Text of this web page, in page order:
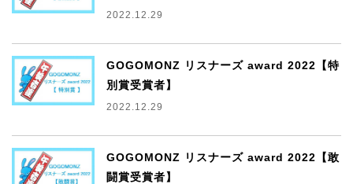
2022.12.29
GOGOMONZ リスナーズ award 2022【特
別賞受賞者】
2022.12.29
GOGOMONZ リスナーズ award 2022【敢
闘賞受賞者】